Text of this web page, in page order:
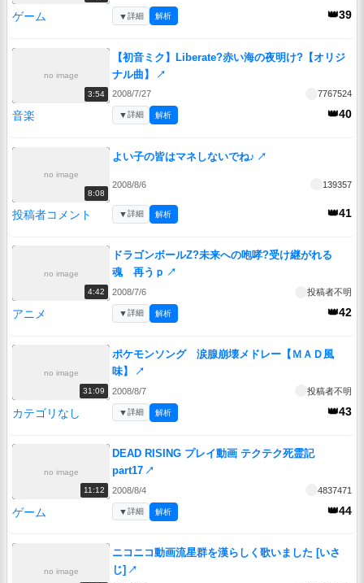
ゲーム 👑39
▼詳細 解析
no image
3:54
【初音ミク】Liberate?赤い海の夜明け?【オリジ
ナル曲】
↗
2008/7/27 7767524
音楽 👑40
▼詳細 解析
no image
8:08
よい子の皆はマネしないでね♪ ↗
2008/8/6 139357
投稿者コメント 👑41
▼詳細 解析
no image
4:42
ドラゴンボールZ?未来への咆哮?受け継がれる
魂 再うｐ ↗
2008/7/6 投稿者不明
アニメ 👑42
▼詳細 解析
no image
31:09
ポケモンソング 涙腺崩壊メドレー【ＭＡＤ風
味】
↗
2008/8/7 投稿者不明
カテゴリなし 👑43
▼詳細 解析
no image
11:12
DEAD RISING プレイ動画 テクテク死霊記
part17 ↗
2008/8/4 4837471
ゲーム 👑44
▼詳細 解析
no image
ニコニコ動画流星群を漢らしく歌いました [いさ
じ] ↗